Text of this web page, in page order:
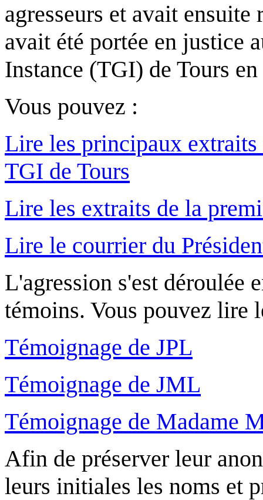
agresseurs et avait ensuite
avait été portée en justice
Instance (TGI) de Tours
Vous pouvez :
Lire les principaux
TGI de Tours
Lire les extraits de la
Lire le courrier du
L'agression s'est déroulée
témoins. Vous pouvez lire
Témoignage de JPL
Témoignage de JML
Témoignage de Madame
Afin de préserver leur
leurs initiales les noms et